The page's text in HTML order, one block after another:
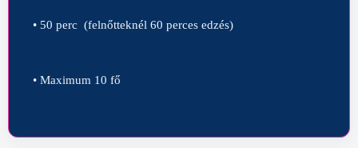
• 50 perc (felnőtteknél 60 perces edzés)
• Maximum 10 fő